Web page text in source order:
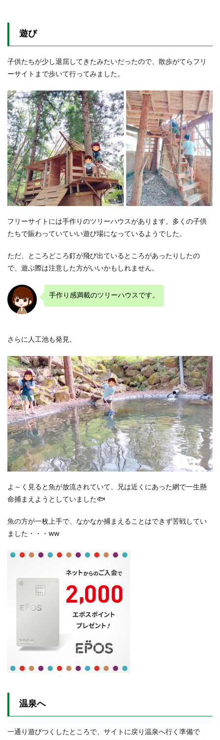
遊び
子供たちが少し退屈してきたみたいだったので、散歩がてらフリ
ーサイトまで歩いて行ってみました。
フリーサイトには手作りのツリーハウスがあります。多くの子供
たちで賑わっていていい遊び場になっているようでした。
ただ、ところどころ釘が飛び出ているところがあったりしたの
で、遊ぶ際は注意した方がいいかもしれません。
手作り感満載のツリーハウスです。
さらに人工池も発見。
よ～く見ると魚が放流されていて、兄は近くにあった網で一生懸
命捕まえようとしていました🐟
魚の方が一枚上手で、なかなか捕まえることはできず苦戦してい
ました・・・ww
温泉へ
一通り遊びつくしたところで、サイトに戻り温泉へ行く準備で